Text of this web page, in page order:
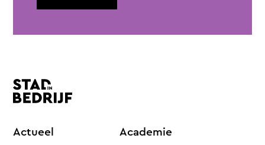
Actueel
Academie